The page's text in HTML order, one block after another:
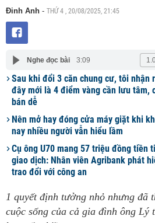
Đinh Anh - THỨ 4 , 20/08/2025, 21:45
Nghe đọc bài 3:09
Sau khi đổi 3 căn chung cư, tôi nhận
đây mới là 4 điểm vàng cần lưu tâm,
bán dễ
Nên mở hay đóng cửa máy giặt khi
nay nhiều người vẫn hiểu lầm
Cụ ông U70 mang 57 triệu đồng tiền
giao dịch: Nhân viên Agribank phát
trao đổi với công an
1 quyết định tưởng nhỏ nhưng đã
cuộc sống của cả gia đình ông